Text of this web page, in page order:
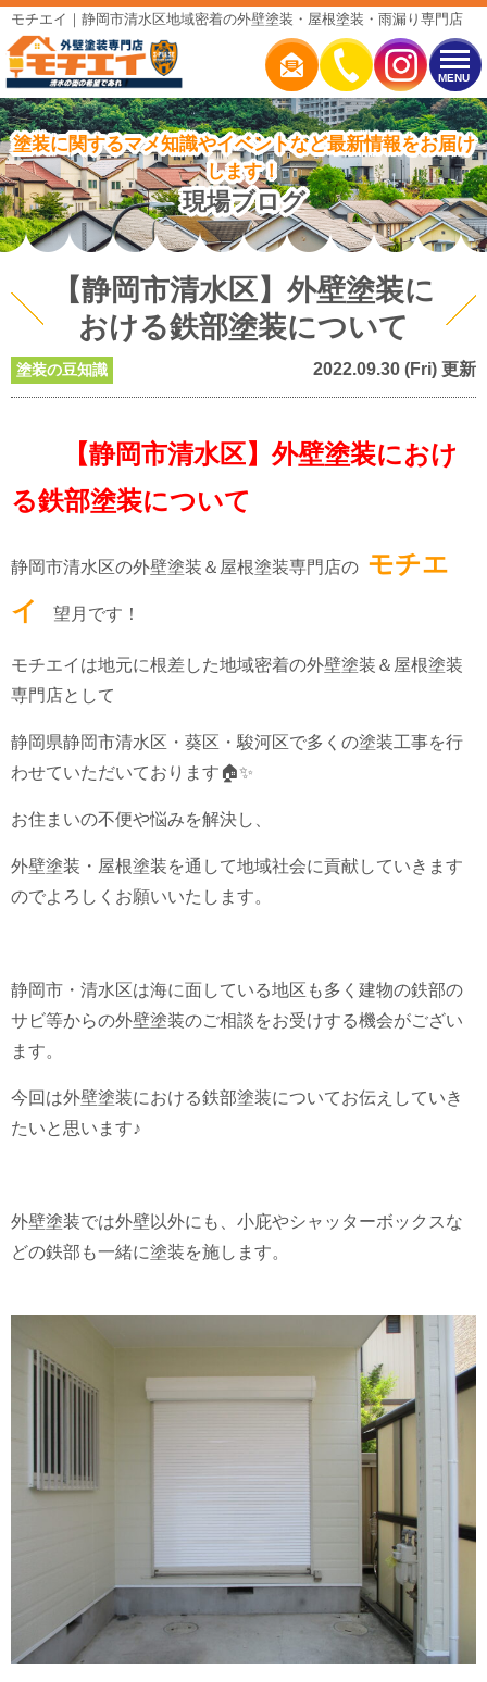
MENU
モチエイ｜静岡市清水区地域密着の外壁塗装・屋根塗装・雨漏り専門店
塗装に関するマメ知識やイベントなど最新情報をお届け
します！
現場ブログ
【静岡市清水区】外壁塗装に
おける鉄部塗装について
塗装の豆知識 2022.09.30 (Fri) 更新
【静岡市清水区】外壁塗装におけ
る鉄部塗装について
静岡市清水区の外壁塗装＆屋根塗装専門店の モチエ
イ
望月です！
モチエイは地元に根差した地域密着の外壁塗装＆屋根塗装
専門店として
静岡県静岡市清水区・葵区・駿河区で多くの塗装工事を行
わせていただいております🏠✨
お住まいの不便や悩みを解決し、
外壁塗装・屋根塗装を通して地域社会に貢献していきます
のでよろしくお願いいたします。
静岡市・清水区は海に面している地区も多く建物の鉄部の
サビ等からの外壁塗装のご相談をお受けする機会がござい
ます。
今回は外壁塗装における鉄部塗装についてお伝えしていき
たいと思います♪
外壁塗装では外壁以外にも、小庇やシャッターボックスな
どの鉄部も一緒に塗装を施します。